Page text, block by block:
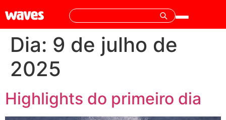
Dia: 9 de julho de
2025
Highlights do primeiro dia